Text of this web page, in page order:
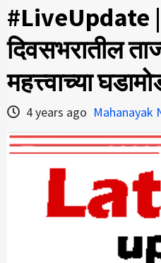
#LiveUpdate |
दिवसभरातील
महत्त्वाच्या
4 years ago Mahanayak